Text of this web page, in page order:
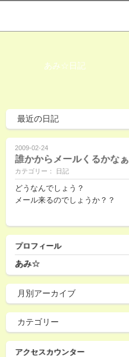
あみ☆日記
2009-02-24
誰かからメールくるかなぁ
カテゴリー： 日記
どうなんでしょう？
メール来るのでしょうか？？
プロフィール
あみ☆
アクセスカウンター